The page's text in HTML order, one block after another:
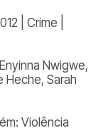
| Crime |
Nwigwe,
Heche, Sarah
Violência